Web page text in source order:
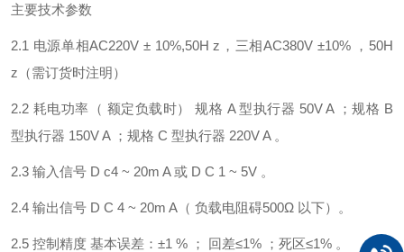
主要技术参数
2.1 电源单相AC220V ± 10%,50H z，三相AC380V ±10% ，50H
z（需订货时注明）
2.2 耗电功率（ 额定负载时） 规格 A 型执行器 50V A ；规格 B
型执行器 150V A ；规格 C 型执行器 220V A 。
2.3 输入信号 D c4 ~ 20m A 或 D C 1 ~ 5V 。
2.4 输出信号 D C 4 ~ 20m A（ 负载电阻碍500Ω 以下）。
2.5 控制精度 基本误差：±1 % ； 回差≤1% ；死区≤1% 。